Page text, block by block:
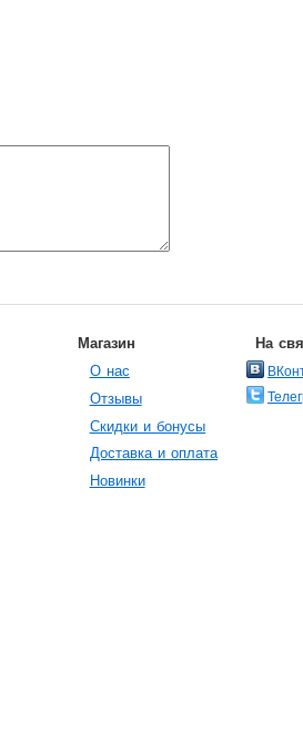
Магазин
О нас
Отзывы
Скидки и бонусы
Доставка и оплата
Новинки
На